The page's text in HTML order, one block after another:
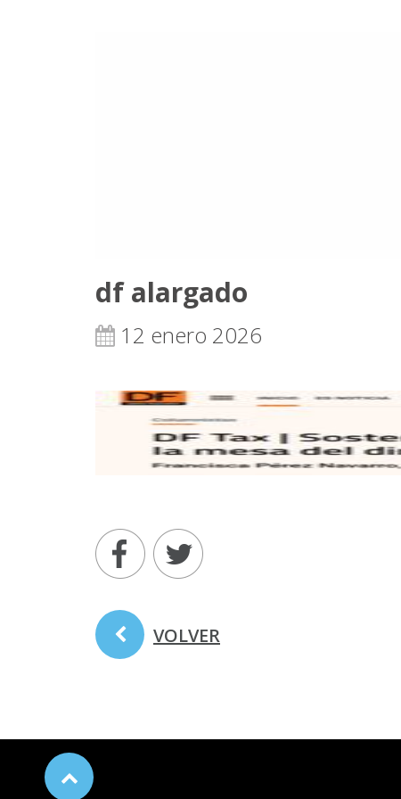
df alargado
12 enero 2026
VOLVER